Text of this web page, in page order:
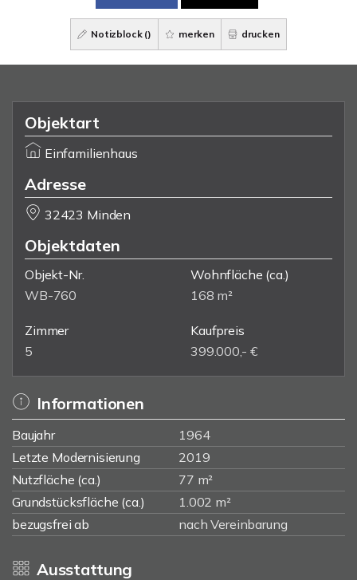
Notizblock () merken drucken
Objektart
Einfamilienhaus
Adresse
32423 Minden
Objektdaten
Objekt-Nr.
WB-760
Wohnfläche (ca.)
168 m²
Zimmer
5
Kaufpreis
399.000,- €
Informationen
Baujahr
1964
Letzte Modernisierung
2019
Nutzfläche (ca.)
77 m²
Grundstücksfläche (ca.)
1.002 m²
bezugsfrei ab
nach Vereinbarung
Ausstattung